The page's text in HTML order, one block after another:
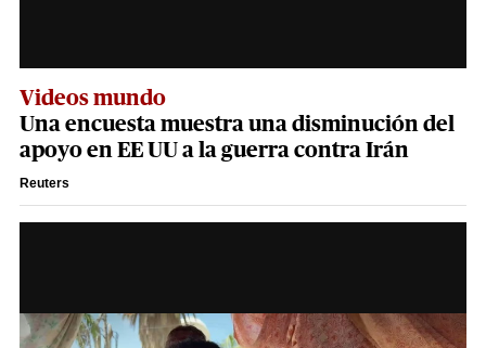
Videos mundo
Una encuesta muestra una disminución del
apoyo en EE UU a la guerra contra Irán
Reuters